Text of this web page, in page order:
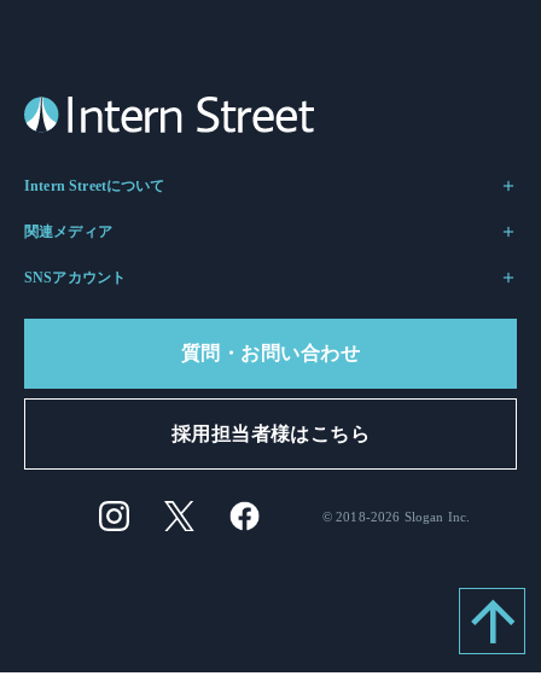
Intern Streetについて
関連メディア
SNSアカウント
質問・お問い合わせ
採用担当者様はこちら
© 2018-2026 Slogan Inc.